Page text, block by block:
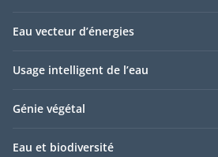
Eau vecteur d’énergies
Usage intelligent de l’eau
Génie végétal
Eau et biodiversité